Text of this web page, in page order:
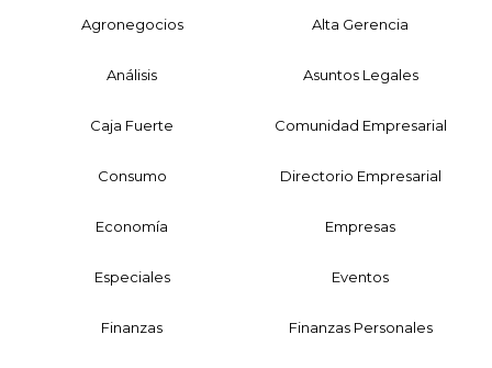
Agronegocios Alta Gerencia
Análisis Asuntos Legales
Caja Fuerte Comunidad Empresarial
Consumo Directorio Empresarial
Economía Empresas
Especiales Eventos
Finanzas Finanzas Personales